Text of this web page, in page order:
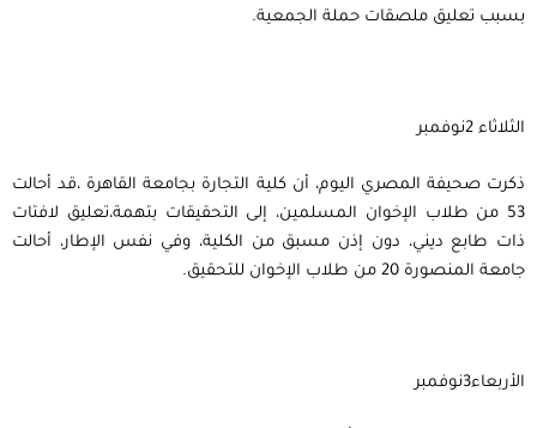
بسبب تعليق ملصقات حملة الجمعية.
الثلاثاء 2نوفمبر
ذكرت صحيفة المصري اليوم، أن كلية التجارة بجامعة القاهرة ،قد أحالت
53 من طلاب الإخوان المسلمين، إلى التحقيقات بتهمة،تعليق لافتات
ذات طابع ديني، دون إذن مسبق من الكلية، وفي نفس الإطار، أحالت
جامعة المنصورة 20 من طلاب الإخوان للتحقيق.
الأربعاء3نوفمبر